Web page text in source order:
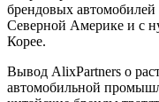
брендовых автомобилей
Северной Америке и с
Корее.
Вывод AlixPartners о
автомобильной